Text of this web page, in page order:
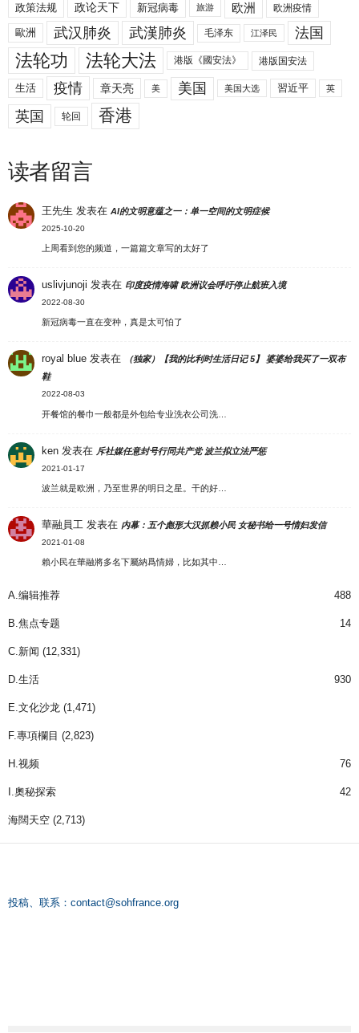
政策法规 政论天下 新冠病毒 旅游 欧洲 欧洲疫情
歐洲 武汉肺炎 武漢肺炎 毛泽东 江泽民 法国
法轮功 法轮大法 港版《國安法》 港版国安法
生活 疫情 章天亮 美 美国 美国大选 習近平 英
英国 轮回 香港
读者留言
王先生 发表在AI的文明意蕴之一：单一空间的文明症候
2025-10-20
上周看到您的频道，一篇篇文章写的太好了
uslivjunoji 发表在 印度疫情海啸 欧洲议会呼吁停止航班入境
2022-08-30
新冠病毒一直在变种，真是太可怕了
royal blue 发表在
（独家）【我的比利时生活日记 5】 婆婆给我买了一双布
鞋
2022-08-03
开餐馆的餐巾一般都是外包给专业洗衣公司洗…
ken 发表在 斥社媒任意封号行同共产党 波兰拟立法严惩
2021-01-17
波兰就是欧洲，乃至世界的明日之星。干的好…
華融員工 发表在 内幕：五个彪形大汉抓赖小民 女秘书给一号情妇发信
2021-01-08
賴小民在華融將多名下屬納爲情婦，比如其中…
A.编辑推荐 488
B.焦点专题 14
C.新闻 (12,331)
D.生活 930
E.文化沙龙 (1,471)
F.專項欄目 (2,823)
H.视频 76
I.奧秘探索 42
海闊天空 (2,713)
投稿、联系： contact@sohfrance.org